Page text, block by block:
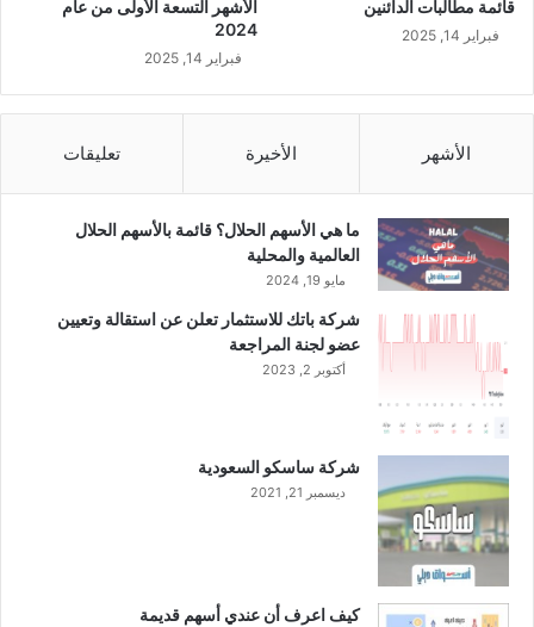
مً
قائمة مطالبات الدائنين
فبراير 14, 2025
الأشهر التسعة الأولى من عام
2024
فبراير 14, 2025
الأشهر الأخيرة تعليقات
ما هي الأسهم الحلال؟ قائمة بالأسهم الحلال
العالمية والمحلية
مايو 19, 2024
شركة باتك للاستثمار تعلن عن استقالة وتعيين
عضو لجنة المراجعة
أكتوبر 2, 2023
شركة ساسكو السعودية
ديسمبر 21, 2021
كيف اعرف أن عندي أسهم قديمة